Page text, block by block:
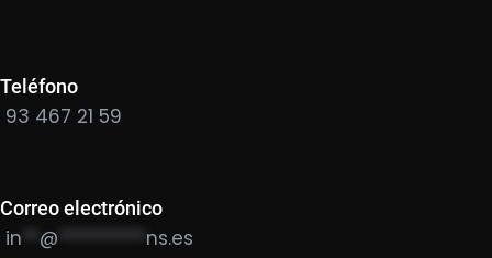
Teléfono
93 467 21 59
Correo electrónico
in @ ********** ns.es